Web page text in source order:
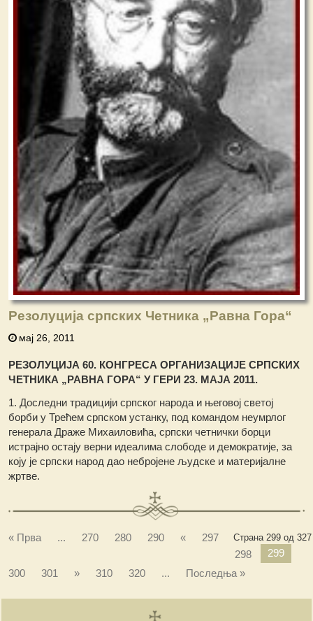
Резолуција српских Четника „Равна Гора“
мај 26, 2011
РЕЗОЛУЦИЈА 60. КОНГРЕСА ОРГАНИЗАЦИЈЕ СРПСКИХ
ЧЕТНИКА „РАВНА ГОРА“ У ГЕРИ 23. МАЈА 2011.
1. Доследни традицији српског народа и његовој светој
борби у Трећем српском устанку, под командом неумрлог
генерала Драже Михаиловића, српски четнички борци
истрајно остају верни идеалима слободе и демократије, за
коју је српски народ дао небројене људске и материјалне
жртве.
Страна 299 од 327
« Прва ... 270 280 290 «
297
298
299
300
301 » 310 320 ... Последња »